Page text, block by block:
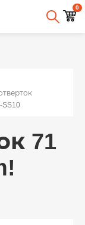
0
SS10
71